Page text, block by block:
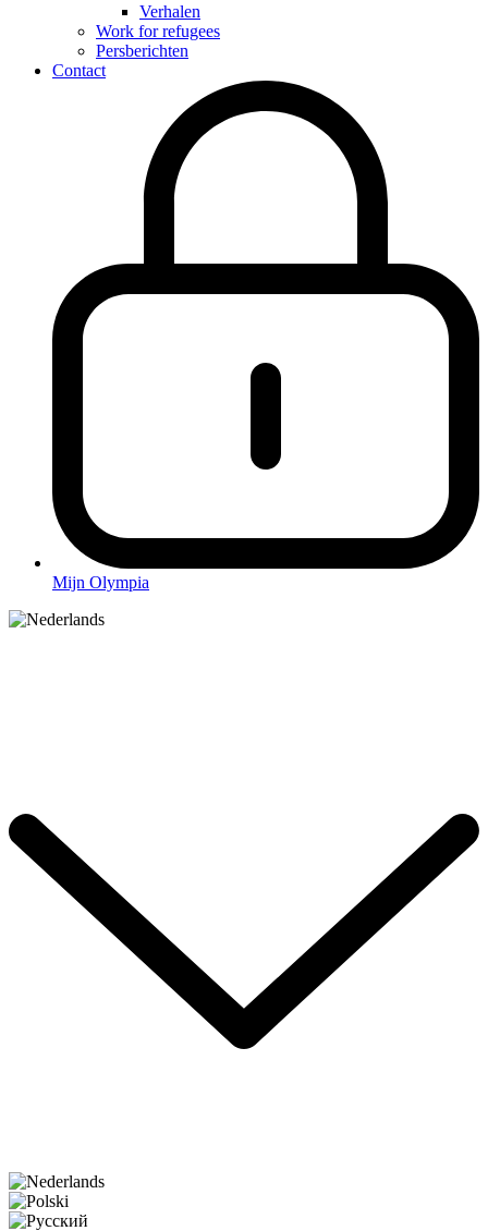
Verhalen
Work for refugees
Persberichten
Contact
Mijn Olympia